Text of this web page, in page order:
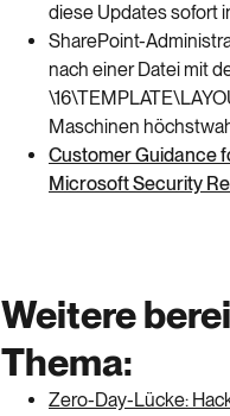
diese Updates sofort
SharePoint-
nach einer Datei mit
Maschinen
Customer Guidance
Microsoft Security
Weitere
Thema:
Zero-Day-Lücke: